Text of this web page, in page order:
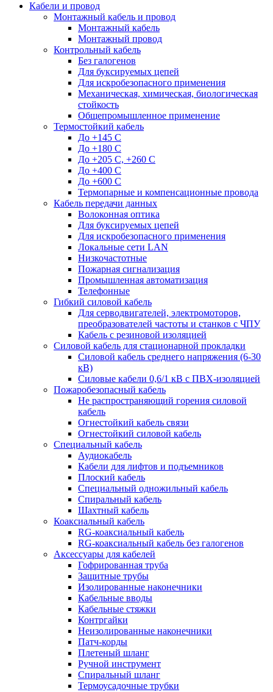
Кабели и провод
Монтажный кабель и провод
Монтажный кабель
Монтажный провод
Контрольный кабель
Без галогенов
Для буксируемых цепей
Для искробезопасного применения
Механическая, химическая, биологическая
стойкость
Общепромышленное применение
Термостойкий кабель
До +145 С
До +180 C
До +205 С, +260 С
До +400 C
До +600 С
Термопарные и компенсационные провода
Кабель передачи данных
Волоконная оптика
Для буксируемых цепей
Для искробезопасного применения
Локальные сети LAN
Низкочастотные
Пожарная сигнализация
Промышленная автоматизация
Телефонные
Гибкий силовой кабель
Для серводвигателей, электромоторов,
преобразователей частоты и станков с ЧПУ
Кабель с резиновой изоляцией
Силовой кабель для стационарной прокладки
Силовой кабель среднего напряжения (6-30
кВ)
Силовые кабели 0,6/1 кВ с ПВХ-изоляцией
Пожаробезопасный кабель
Не распространяющий горения силовой
кабель
Огнестойкий кабель связи
Огнестойкий силовой кабель
Специальный кабель
Аудиокабель
Кабели для лифтов и подъемников
Плоский кабель
Специальный одножильный кабель
Спиральный кабель
Шахтный кабель
Коаксиальный кабель
RG-коаксиальный кабель
RG-коаксиальный кабель без галогенов
Аксессуары для кабелей
Гофрированная труба
Защитные трубы
Изолированные наконечники
Кабельные вводы
Кабельные стяжки
Контргайки
Неизолированные наконечники
Патч-корды
Плетеный шланг
Ручной инструмент
Спиральный шланг
Термоусадочные трубки